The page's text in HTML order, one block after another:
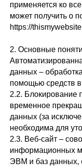
применяется ко
может получить о
httpsː//
2. Основные
данных –
помощью средств
2.2. Блокирование
временное
данных (за
необходима для
2.3. Веб-сайт –
информационных
ЭВМ и баз данных,